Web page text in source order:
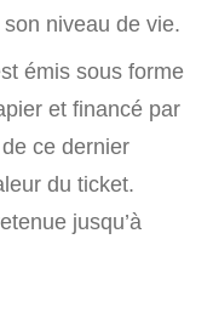
niveau de vie.
émis sous forme
et financé par
ce dernier
du ticket.
jusqu’à